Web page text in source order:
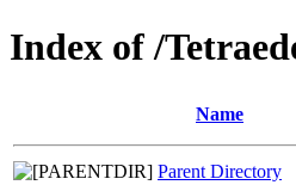
Index of /
Name
Parent Directory